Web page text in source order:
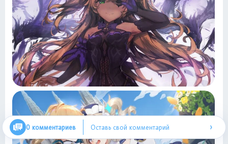
0 комментариев Оставь свой комментарий ›